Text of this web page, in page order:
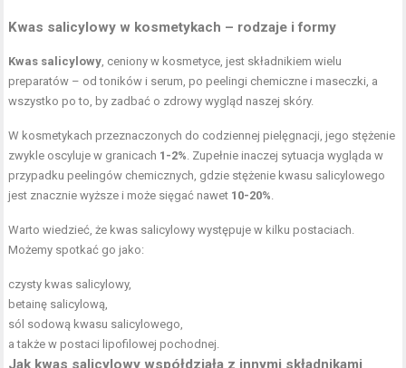
Kwas salicylowy w kosmetykach – rodzaje i formy
Kwas salicylowy , ceniony w kosmetyce, jest składnikiem wielu
preparatów – od toników i serum, po peelingi chemiczne i maseczki, a
wszystko po to, by zadbać o zdrowy wygląd naszej skóry.
W kosmetykach przeznaczonych do codziennej pielęgnacji, jego stężenie
zwykle oscyluje w granicach 1-2% . Zupełnie inaczej sytuacja wygląda w
przypadku peelingów chemicznych, gdzie stężenie kwasu salicylowego
jest znacznie wyższe i może sięgać nawet 10-20%
Warto wiedzieć, że kwas salicylowy występuje w kilku postaciach.
Możemy spotkać go jako:
czysty kwas salicylowy,
betainę salicylową,
sól sodową kwasu salicylowego,
a także w postaci lipofilowej pochodnej.
Jak kwas salicylowy współdziała z innymi składnikami